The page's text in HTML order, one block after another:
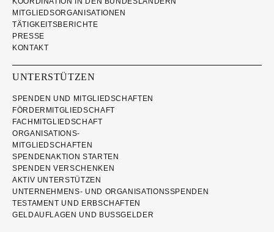
MITGLIEDSORGANISATIONEN
TÄTIGKEITSBERICHTE
PRESSE
KONTAKT
UNTERSTÜTZEN
SPENDEN UND MITGLIEDSCHAFTEN
FÖRDERMITGLIEDSCHAFT
FACHMITGLIEDSCHAFT
ORGANISATIONS-
MITGLIEDSCHAFTEN
SPENDENAKTION STARTEN
SPENDEN VERSCHENKEN
AKTIV UNTERSTÜTZEN
UNTERNEHMENS- UND ORGANISATIONSSPENDEN
TESTAMENT UND ERBSCHAFTEN
GELDAUFLAGEN UND BUSSGELDER